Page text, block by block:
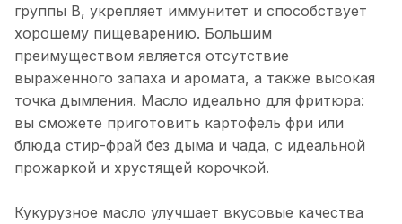
группы В, укрепляет иммунитет и способствует
хорошему пищеварению. Большим
преимуществом является отсутствие
выраженного запаха и аромата, а также высокая
точка дымления. Масло идеально для фритюра:
вы сможете приготовить картофель фри или
блюда стир-фрай без дыма и чада, с идеальной
прожаркой и хрустящей корочкой.
Кукурузное масло улучшает вкусовые качества